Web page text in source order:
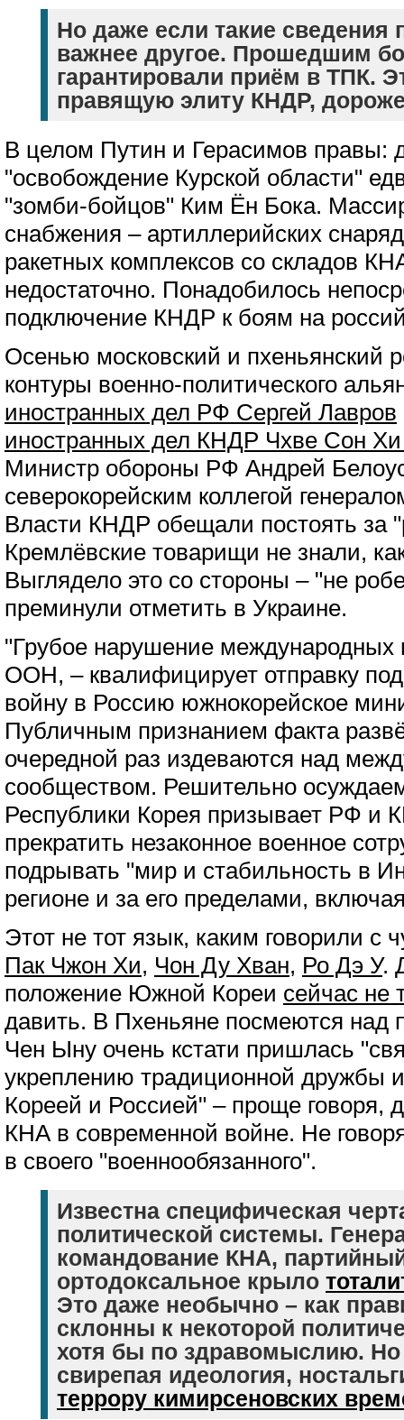
Но даже если такие сведения
важнее другое. Прошедшим
гарантировали приём в ТПК.
правящую элиту КНДР,
В целом Путин и Герасимов правы:
"освобождение Курской области"
"зомби-бойцов" Ким Ён Бока.
снабжения – артиллерийских
ракетных комплексов со складов
недостаточно. Понадобилось
подключение КНДР к боям на
Осенью московский и пхеньянский
контуры военно-политического
иностранных дел РФ Сергей Лавров
иностранных дел КНДР Чхве Сон
Министр обороны РФ Андрей
северокорейским коллегой
Власти КНДР обещали постоять за
Кремлёвские товарищи не знали,
Выглядело это со стороны – "не
преминули отметить в Украине.
"Грубое нарушение международных
ООН, – квалифицирует отправку
войну в Россию южнокорейское
Публичным признанием факта
очередной раз издеваются над
сообществом. Решительно
Республики Корея призывает РФ и
прекратить незаконное военное
подрывать "мир и стабильность в
регионе и за его пределами,
Этот не тот язык, каким говорили с
Пак Чжон Хи, Чон Ду Хван, Ро Дэ У.
положение Южной Кореи сейчас не
давить. В Пхеньяне посмеются над
Чен Ыну очень кстати пришлась
укреплению традиционной дружбы
Кореей и Россией" – проще говоря,
КНА в современной войне. Не
в своего "военнообязанного".
Известна специфическая
политической системы.
командование КНА,
ортодоксальное крыло
Это даже необычно – как
склонны к некоторой
хотя бы по здравомыслию.
свирепая идеология,
террору кимирсеновских